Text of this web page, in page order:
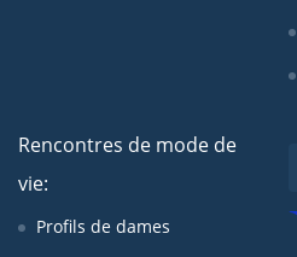
Rencontres de mode de
vie:
Profils de dames